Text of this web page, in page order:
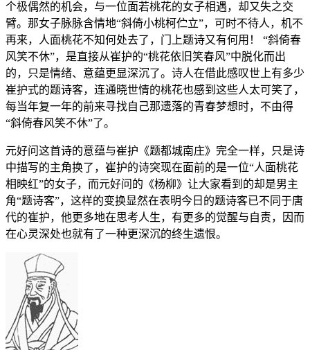
个极偶然的机会，与一位面若桃花的女子相遇，却又失之交
臂。那女子脉脉含情地“斜倚小桃柯伫立”，可时不待人，机不
再来，人面桃花不知何处去了，门上题诗又有何用！ “斜倚春
风笑不休”，是直接从崔护的“桃花依旧笑春风”中脱化而出
的，只是情绪、意蕴更显深沉了。诗人在借此感叹世上有多少
崔护式的题诗客，连通晓世情的桃花也感到这些人太可笑了，
每当年复一年的前来寻找自己那遗落的青春梦想时，不由得
“斜倚春风笑不休”了。
元好问这首诗的意蕴与崔护《题都城南庄》完全一样，只是诗
中描写的主角换了，崔护的诗突现在面前的是一位“人面桃花
相映红”的女子，而元好问的《杨柳》让大家看到的却是男主
角“题诗客”，这样的变换显然在表明今日的题诗客已不同于唐
代的崔护，他更多地在思考人生，有更多的觉醒与自责，因而
在心灵深处也就有了一种更深沉的终生遗恨。